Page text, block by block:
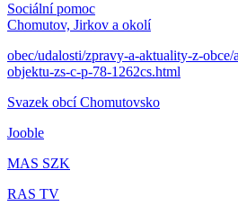
Sociální pomoc
Chomutov, Jirkov a okolí
obec/udalosti/zpravy-a-aktuality-z-obce/
objektu-zs-c-p-78-1262cs.html
Svazek obcí Chomutovsko
Jooble
MAS SZK
RAS TV